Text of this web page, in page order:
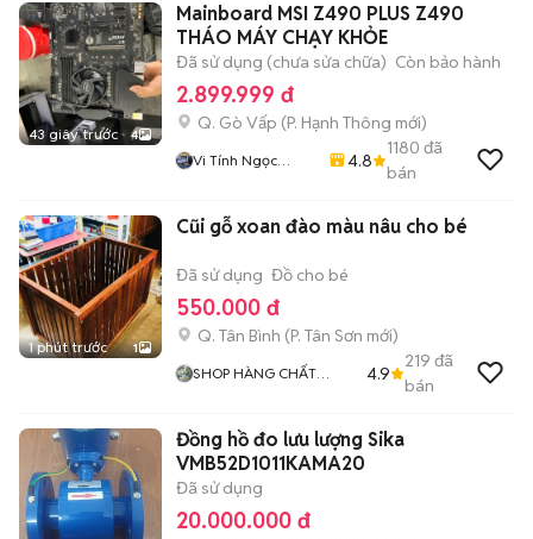
43 giây trước 4
Mainboard MSI Z490 PLUS Z490
THÁO MÁY CHẠY KHỎE
Đã sử dụng (chưa sửa chữa) Còn bảo hành
2.899.999 đ
Q. Gò Vấp (P. Hạnh Thông mới)
Vi Tính Ngọc
4.8
1180 đã
bán
1 phút trước 1
Cũi gỗ xoan đào màu nâu cho bé
Đã sử dụng Đồ cho bé
550.000 đ
Q. Tân Bình (P. Tân Sơn mới)
SHOP HÀNG CHẤT
4.9
219 đã
bán
Đồng hồ đo lưu lượng Sika
VMB52D1011KAMA20
Đã sử dụng
20.000.000 đ